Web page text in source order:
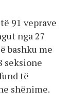
91 veprave
nga 27
bashku me
seksione
të
shënime.